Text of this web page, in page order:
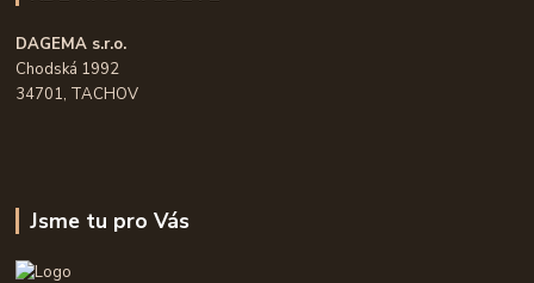
DAGEMA s.r.o.
Chodská 1992
34701, TACHOV
Jsme tu pro Vás